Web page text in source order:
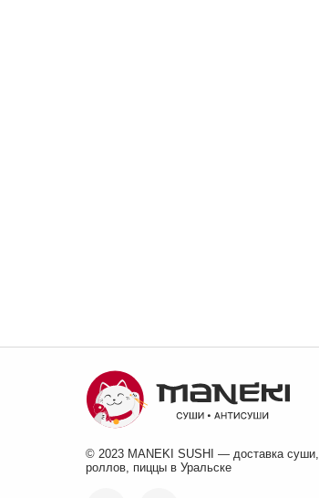
© 2023 MANEKI SUSHI — доставка суши,
роллов, пиццы в Уральске